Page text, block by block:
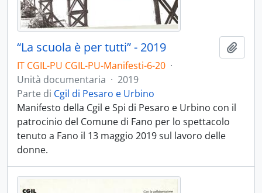
“La scuola è per tutti” - 2019
IT CGIL-PU CGIL-PU-Manifesti-6-20 ·
Unità documentaria · 2019
Parte di Cgil di Pesaro e Urbino
Manifesto della Cgil e Spi di Pesaro e Urbino con il
patrocinio del Comune di Fano per lo spettacolo
tenuto a Fano il 13 maggio 2019 sul lavoro delle
donne.